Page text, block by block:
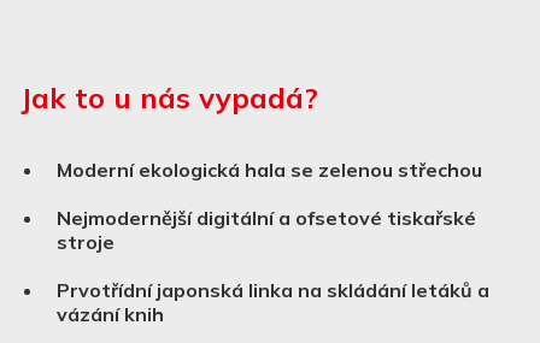
Jak to u nás vypadá?
Moderní ekologická hala se zelenou střechou
Nejmodernější digitální a ofsetové tiskařské
stroje
Prvotřídní japonská linka na skládání letáků a
vázání knih